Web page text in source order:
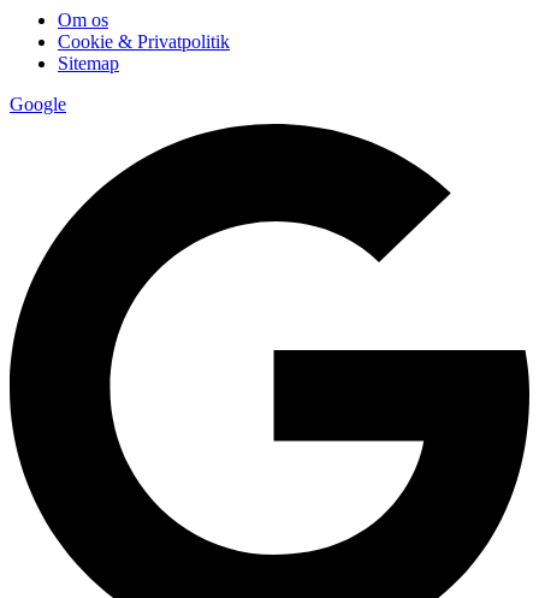
Om os
Cookie & Privatpolitik
Sitemap
Google